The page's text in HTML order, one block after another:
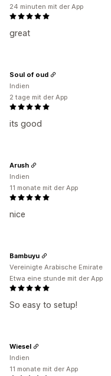
great
24 minuten mit der App
its good
Soul of oud
Indien
2 tage mit der App
nice
Arush
Indien
11 monate mit der App
So easy to setup!
Bambuyu
Vereinigte Arabische Emirate
Etwa eine stunde mit der App
Wiesel
Indien
11 monate mit der App